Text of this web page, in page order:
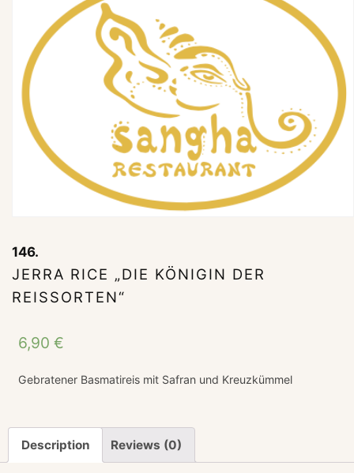
146.
JERRA RICE „DIE KÖNIGIN DER
REISSORTEN“
6,90€
Gebratener Basmatireis mit Safran und Kreuzkümmel
Description Reviews (0)